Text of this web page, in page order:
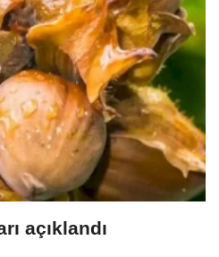
açıklandı